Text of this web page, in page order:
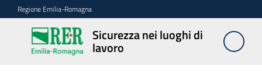
Vai al contenuto
Vai alla navigazione
Vai al footer
Regione Emilia-Romagna
Sicurezza nei luoghi di
lavoro
Sicurezza
nei